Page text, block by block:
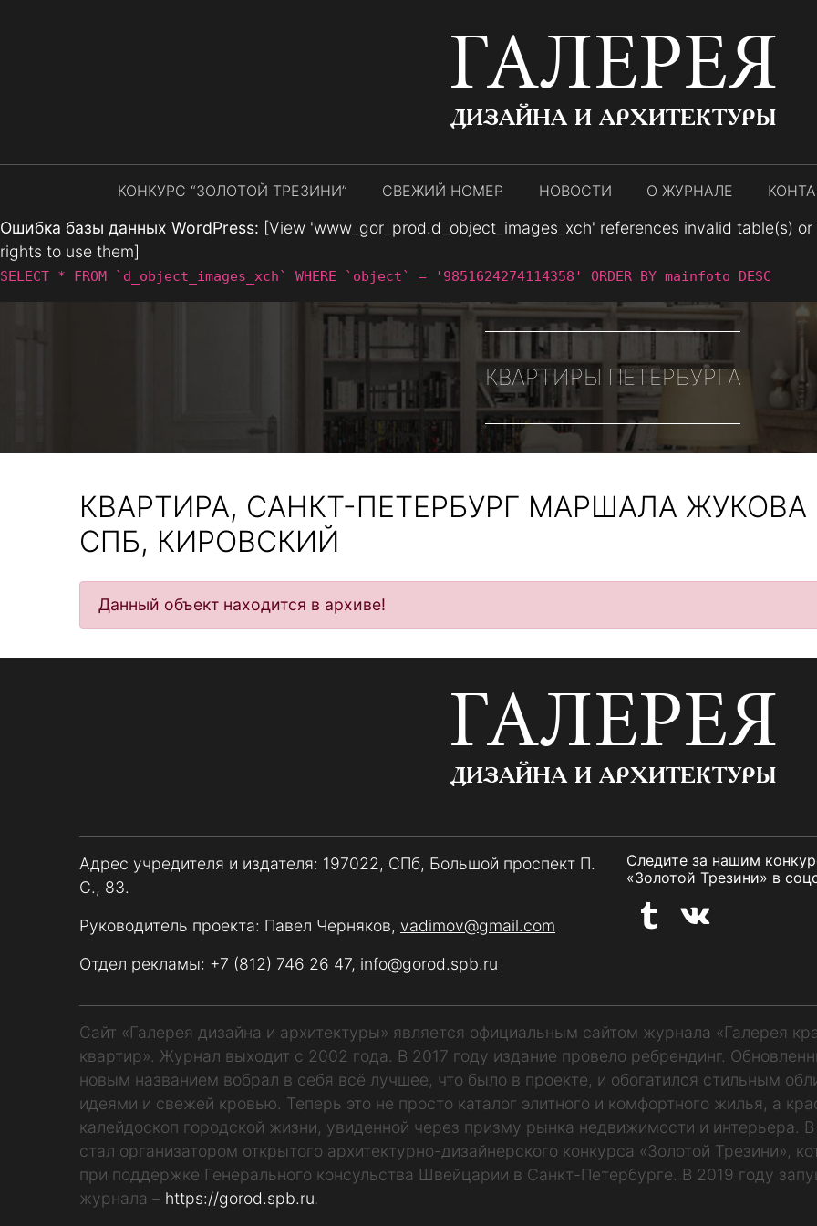
ГАЛЕРЕЯ
ДИЗАЙНА И АРХИТЕКТУРЫ
КОНКУРС “ЗОЛОТОЙ ТРЕЗИНИ” СВЕЖИЙ НОМЕР НОВОСТИ О ЖУРНАЛЕ
Ошибка базы данных WordPress: [View 'www_gor_prod.d_object_images_xch' references invalid table(s)
rights to use them]
SELECT * FROM `d_object_images_xch` WHERE `object` = '9851624274114358' ORDER BY mainfoto DESC
КВАРТИРЫ ПЕТЕРБУРГА
КВАРТИРА, САНКТ-ПЕТЕРБУРГ МАРШАЛА ЖУКОВА
СПБ, КИРОВСКИЙ
Данный объект находится в архиве!
ГАЛЕРЕЯ
ДИЗАЙНА И АРХИТЕКТУРЫ
Адрес учредителя и издателя: 197022, СПб, Большой проспект П.
С., 83.
Руководитель проекта: Павел Черняков, vadimov@gmail.com
Отдел рекламы: +7 (812) 746 26 47, info@gorod.spb.ru
Следите за нашим
«Золотой Трезини» в
Сайт «Галерея дизайна и архитектуры» является официальным сайтом журнала «Галерея
квартир». Журнал выходит с 2002 года. В 2017 году издание провело ребрендинг.
новым названием вобрал в себя всё лучшее, что было в проекте, и обогатился стильным
идеями и свежей кровью. Теперь это не просто каталог элитного и комфортного жилья, а
калейдоскоп городской жизни, увиденной через призму рынка недвижимости и интерьера.
стал организатором открытого архитектурно-дизайнерского конкурса «Золотой Трезини»,
при поддержке Генерального консульства Швейцарии в Санкт-Петербурге. В 2019 году
журнала – https://gorod.spb.ru.